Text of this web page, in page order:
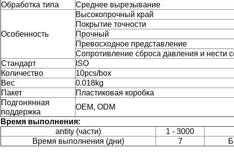
Обработка типа
Среднее вырезывание
Особенность
Высокопрочный край
Покрытие точности
Прочный
Превосходное представление
Сопротивление сброса давления и нести
Стандарт
ISO
Количество
10pcs/box
Вес
0.018kg
Пакет
Пластиковая коробка
Подгонянная
поддержка
OEM, ODM
Время выполнения:
antity (части)
1 - 3000
Время выполнения (дни)
7